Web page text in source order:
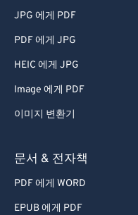
JPG 에게 PDF
PDF 에게 JPG
HEIC 에게 JPG
Image 에게 PDF
이미지 변환기
문서 & 전자책
PDF 에게 WORD
EPUB 에게 PDF